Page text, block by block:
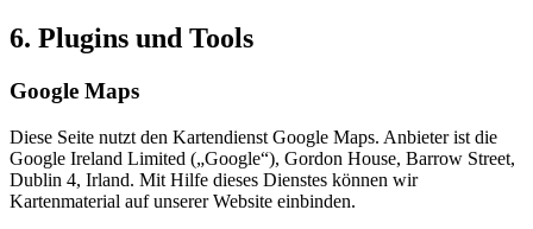
6. Plugins und Tools
Google Maps
Diese Seite nutzt den Kartendienst Google Maps. Anbieter ist die
Google Ireland Limited („Google“), Gordon House, Barrow Street,
Dublin 4, Irland. Mit Hilfe dieses Dienstes können wir
Kartenmaterial auf unserer Website einbinden.